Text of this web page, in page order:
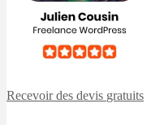
Recevoir des devis gratuits